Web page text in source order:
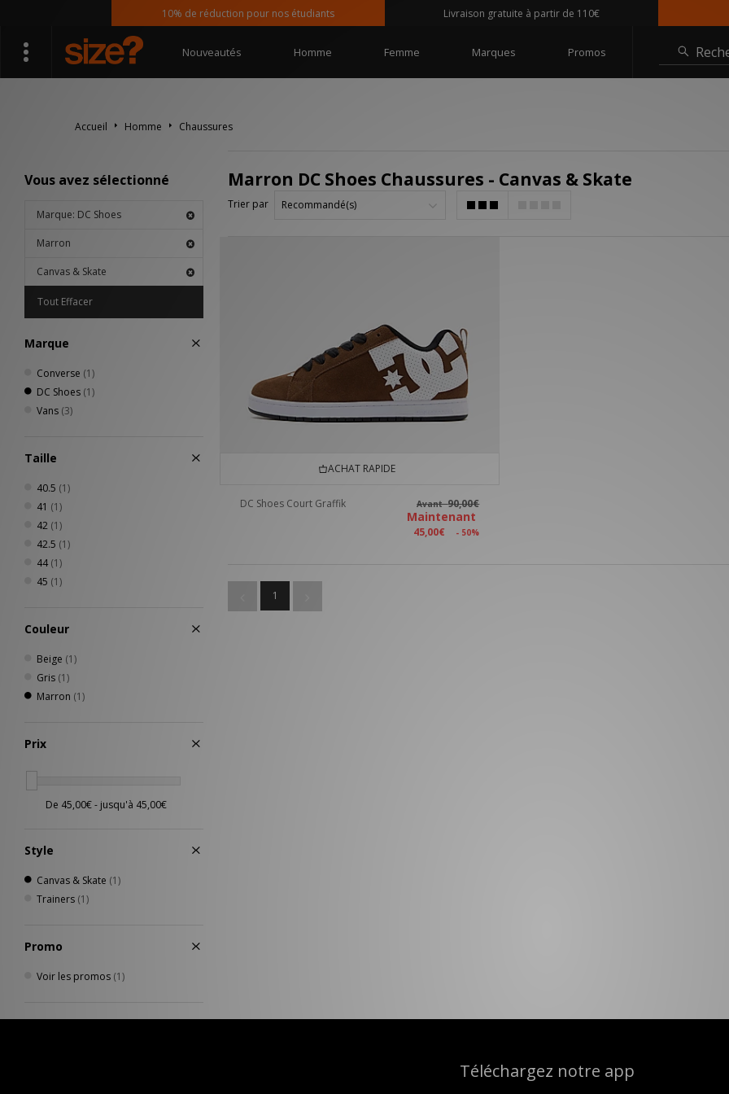
10% de réduction pour nos étudiants Livraison gratuite à partir de 110€
Nouveautés Homme Femme Marques Promos
Accueil Homme Chaussures
Vous avez sélectionné
Marque: DC Shoes
Marron
Canvas & Skate
Tout Effacer
Marque
Converse (1)
DC Shoes (1)
Vans (3)
Taille
40.5 (1)
41 (1)
42 (1)
42.5 (1)
44(1)
45 (1)
Couleur
Beige (1)
Gris (1)
Marron (1)
Prix
Style
Canvas & Skate (1)
Trainers (1)
Promo
Voir les promos (1)
Marron DC Shoes Chaussures - Canvas & Skate
Trier par
ACHAT RAPIDE
DC Shoes Court Graffik Avant90,00€
Maintenant
45,00€ - 50%
1
Téléchargez notre app